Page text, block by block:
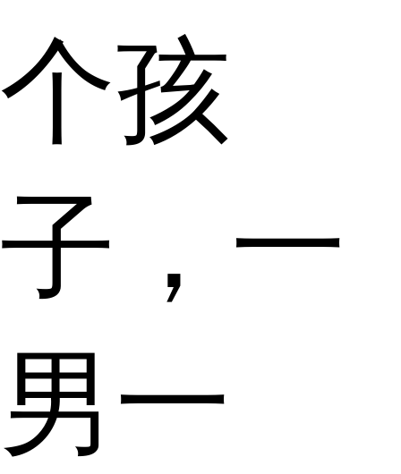
个孩
子，一
男一